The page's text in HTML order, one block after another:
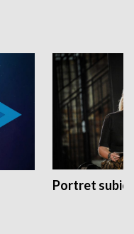
Portret